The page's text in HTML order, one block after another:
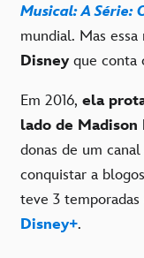
Musical: A Série:
mundial. Mas
Disney que conta
Em 2016, ela
lado de Madison
donas de um
conquistar a
teve 3
Disney+.